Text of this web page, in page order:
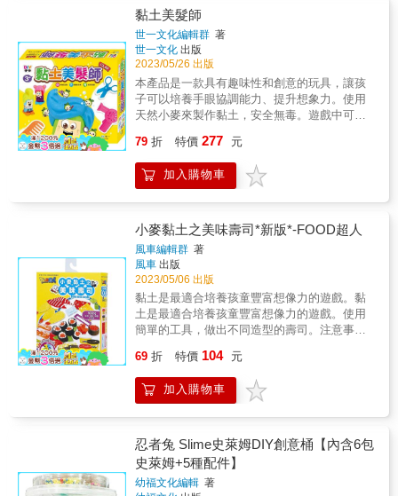
發展與手眼協調的能力，同時增進專注力與耐
心，並從遊戲中建立成就感。★透過眼睛觀
察、動動雙手堆疊，搭配家中其他工具或模
具，玩出更多無限可能性。★從簡單的造型一
步步堆疊出更多不同的造型或場景，輕輕鬆鬆
組出屬於自己的作品。【內容物】約400克動力
沙 ◎圖片僅供參考，不含造型模具。
黏土美髮師
世一文化編輯群 著
世一文化 出版
2023/05/26 出版
本產品是一款具有趣味性和創意的玩具，讓孩
子可以培養手眼協調能力、提升想象力。使用
天然小麥來製作黏土，安全無毒。遊戲中可以
與孩子之間的互動和情感連結。
79 折 特價 277 元
加入購物車
小麥黏土之美味壽司*新版*-FOOD超人
風車編輯群 著
風車 出版
2023/05/06 出版
黏土是最適合培養孩童豐富想像力的遊戲。黏
土是最適合培養孩童豐富想像力的遊戲。使用
簡單的工具，做出不同造型的壽司。注意事
現象，請找醫生診斷。●使用後，請將黏土放入
回容器，蓋子為密封設計，關緊並妥善保管。●
容器毀損易造成黏土變硬，請勿繼續使用。●黏
●為避免破損或故障，請勿過度施力於附屬之道
具。●請一起保存此注意項目與黏土。
69 折 特價 104 元
加入購物車
忍者兔 Slime史萊姆DIY創意桶【內含6包
史萊姆+5種配件】
幼福文化編輯 著